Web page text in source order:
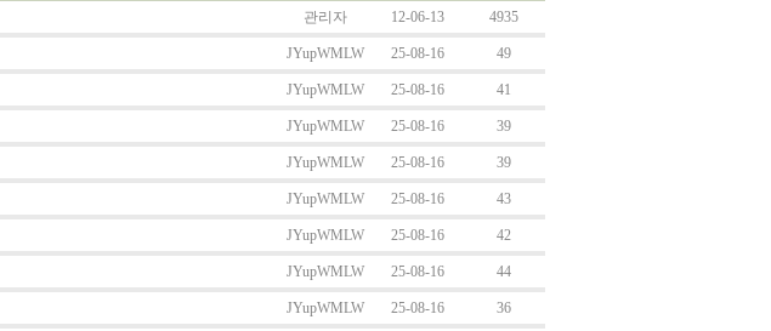
관리자 12-06-13 4935
JYupWMLW 25-08-16 49
JYupWMLW 25-08-16 41
JYupWMLW 25-08-16 39
JYupWMLW 25-08-16 39
JYupWMLW 25-08-16 43
JYupWMLW 25-08-16 42
JYupWMLW 25-08-16 44
JYupWMLW 25-08-16 36